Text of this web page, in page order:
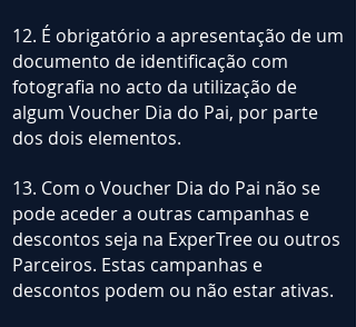
12. É obrigatório a apresentação de um
documento de identificação com
fotografia no acto da utilização de
algum Voucher Dia do Pai, por parte
dos dois elementos.
13. Com o Voucher Dia do Pai não se
pode aceder a outras campanhas e
descontos seja na ExperTree ou outros
Parceiros. Estas campanhas e
descontos podem ou não estar ativas.